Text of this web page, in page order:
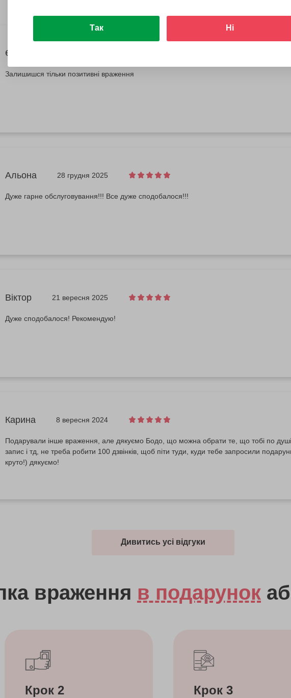
Євгеній
Залишишся тільки позитивні враження
Альона 28 грудня 2025
Дуже гарне обслуговування!!! Все дуже сподобалося!!!
Віктор 21 вересня 2025
Дуже сподобалося! Рекомендую!
Карина 8 вересня 2024
Подарували інше враження, але дякуємо Бодо, що можна обрати те, що тобі по
запис і тд, не треба робити 100 дзвінків, щоб піти туди, куди тебе запросили
круто!) дякуємо!
Дивитись усі відгуки
враження в подарунок
Крок 2 Крок 3
Так Ні